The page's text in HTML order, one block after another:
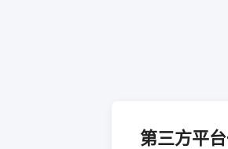
第三方平